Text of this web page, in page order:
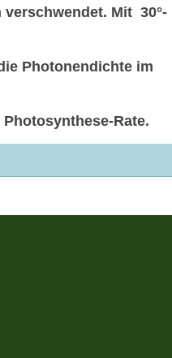
Mit 30°-
Photonendichte im
Rate.